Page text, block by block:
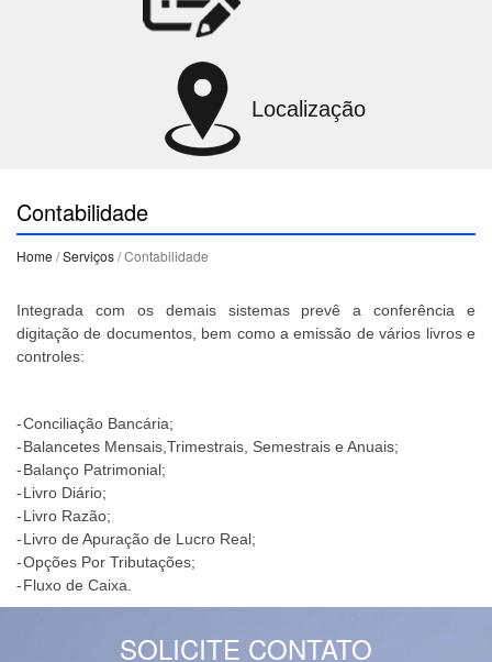
Localização
Contabilidade
Home /Serviços/ Contabilidade
Integrada com os demais sistemas prevê a conferência e
digitação de documentos, bem como a emissão de vários livros e
controles:
-Conciliação Bancária;
-Balancetes Mensais,Trimestrais, Semestrais e Anuais;
-Balanço Patrimonial;
-Livro Diário;
-Livro Razão;
-Livro de Apuração de Lucro Real;
-Opções Por Tributações;
-Fluxo de Caixa.
SOLICITE CONTATO